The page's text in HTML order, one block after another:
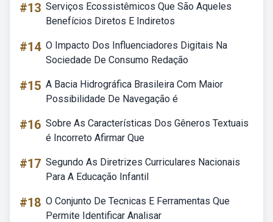
#13 Serviços Ecossistêmicos Que São Aqueles
Benefícios Diretos E Indiretos
#14 O Impacto Dos Influenciadores Digitais Na
Sociedade De Consumo Redação
#15 A Bacia Hidrográfica Brasileira Com Maior
Possibilidade De Navegação é
#16 Sobre As Características Dos Gêneros Textuais
é Incorreto Afirmar Que
#17 Segundo As Diretrizes Curriculares Nacionais
Para A Educação Infantil
#18 O Conjunto De Tecnicas E Ferramentas Que
Permite Identificar Analisar